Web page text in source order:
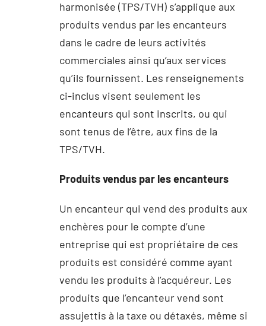
harmonisée (TPS/TVH) s’applique aux
produits vendus par les encanteurs
dans le cadre de leurs activités
commerciales ainsi qu’aux services
qu’ils fournissent. Les renseignements
ci-inclus visent seulement les
encanteurs qui sont inscrits, ou qui
sont tenus de l’être, aux fins de la
TPS/TVH.
Produits vendus par les encanteurs
Un encanteur qui vend des produits aux
enchères pour le compte d’une
entreprise qui est propriétaire de ces
produits est considéré comme ayant
vendu les produits à l’acquéreur. Les
produits que l’encanteur vend sont
assujettis à la taxe ou détaxés, même si